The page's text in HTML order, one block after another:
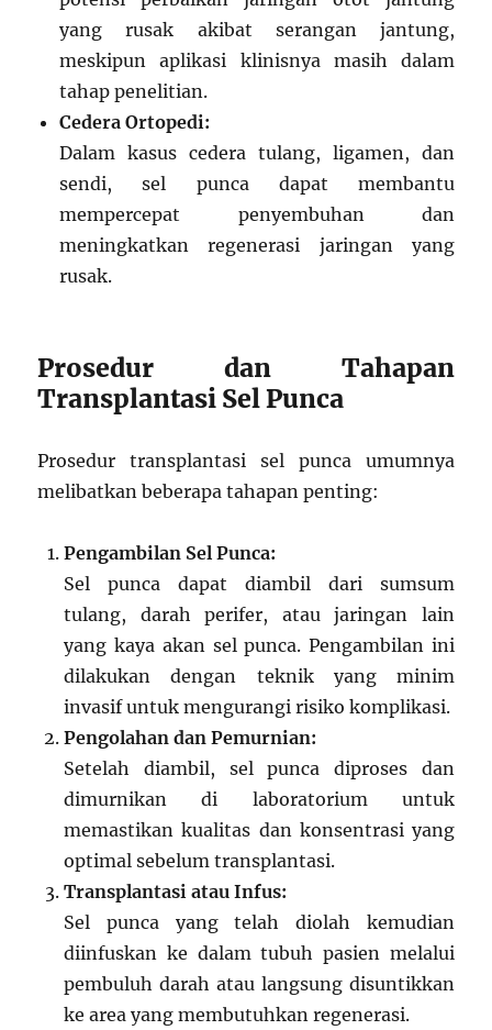
yang rusak akibat serangan jantung,
meskipun aplikasi klinisnya masih dalam
tahap penelitian.
Cedera Ortopedi:
Dalam kasus cedera tulang, ligamen, dan
sendi, sel punca dapat membantu
mempercepat penyembuhan dan
meningkatkan regenerasi jaringan yang
rusak.
Prosedur dan Tahapan
Transplantasi Sel Punca
Prosedur transplantasi sel punca umumnya
melibatkan beberapa tahapan penting:
Pengambilan Sel Punca:
Sel punca dapat diambil dari sumsum
tulang, darah perifer, atau jaringan lain
yang kaya akan sel punca. Pengambilan ini
dilakukan dengan teknik yang minim
invasif untuk mengurangi risiko komplikasi.
Pengolahan dan Pemurnian:
Setelah diambil, sel punca diproses dan
dimurnikan di laboratorium untuk
memastikan kualitas dan konsentrasi yang
optimal sebelum transplantasi.
Transplantasi atau Infus:
Sel punca yang telah diolah kemudian
diinfuskan ke dalam tubuh pasien melalui
pembuluh darah atau langsung disuntikkan
ke area yang membutuhkan regenerasi.